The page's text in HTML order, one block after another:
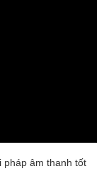
pháp âm thanh tốt